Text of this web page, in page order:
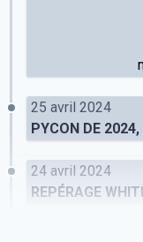
25 avril 2024
PYCON DE
24 avril 2024
REPÉRAGE